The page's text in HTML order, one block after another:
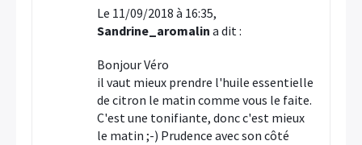
Le 11/09/2018 à 16:35,
Sandrine_aromalin a dit :
Bonjour Véro
il vaut mieux prendre l'huile essentielle
de citron le matin comme vous le faite.
C'est une tonifiante, donc c'est mieux
le matin ;-) Prudence avec son côté